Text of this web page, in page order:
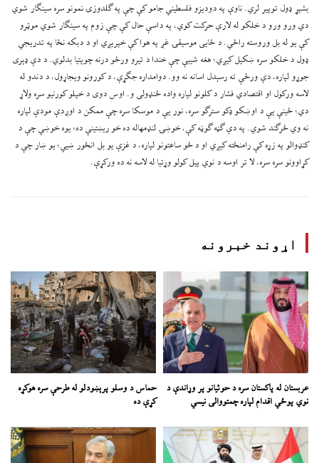
بشپړ ډول توپیر لري. ناوې په دودیزو فلسطیني جامو کې چې په ګلدوزۍ نمونو سره سینګار شوي
دي ورو ورو د خلکو له لارې حرکت کوي، په داسې حال کې چې زوم په سینګار شوي موټرو
کې یو له بل وروسته راځي. د ځایی موسیقۍ غږ په هوا کې خپریږي او د دبکه نڅا په تدریجي
ډول د خلکو سره ښکیل کیږي؛ هغه شیبې چې خندا د تیرو ورځو درنه چوپتیا بدلوي. د دې ډېری
جوړو لپاره، دې ورځې ته رسېدل اسانه نه وو. دوامداره جګړې، د کورونو ویجاړول، د دندو له
لاسه ورکول او اقتصادي فشار د کلونو لپاره واده ځنډولی و. اوس دوی د خپلو کورنیو سره ولاړ
دي؛ ځینې یې د اوښکو ډکو سترګو سره، نور یې د موسکا سره چې ممکن د اوږدې مودې لپاره
نه وي څرګند شوي. په دې ګڼه ګوڼه کې، خوښۍ لنډمهاله ده خو ریښتینې ده؛ یوه خوښي چې د
کنډوالو په زړه کې رامنځته کیږي او د څو ساعتونو لپاره، د غزې یو بل انځور ښیي؛ یو ښار چې د
کړاوونو سره سره، لا تر اوسه د نوي پیل کولو وړتیا له لاسه نه ده ورکړې.
اړوند خبرونه
عربستان له پاکستان سره د حوثیانو پر وړاندې د
نوي پوځي اقدام لپاره چمتووالی نیسي
حماس د وسلو پرېښودلو له طرحې سره هوکړه
کړې ده